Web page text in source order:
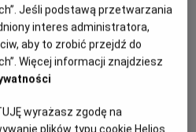
kina. Ich plany szybko
Jeśli podstawą przetwarzania
interes administratora,
aby to zrobić przejdź do
Więcej informacji znajdziesz
wyrażasz zgodę na
plików typu cookie Helios